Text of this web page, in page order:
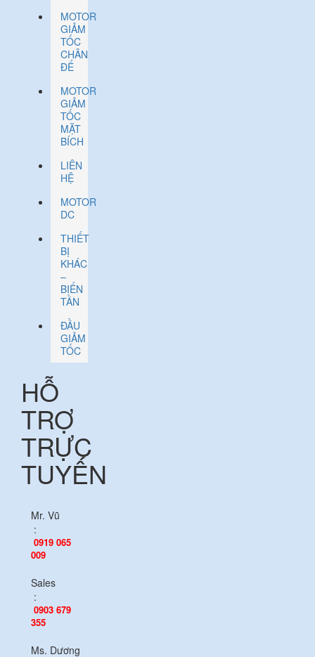
MOTOR
GIẢM
TỐC
CHÂN
ĐẾ
MOTOR
GIẢM
TỐC
MẶT
BÍCH
LIÊN
HỆ
MOTOR
DC
THIẾT
BỊ
KHÁC
–
BIẾN
TẦN
ĐẦU
GIẢM
TỐC
HỖ
TRỢ
TRỰC
TUYẾN
Mr. Vũ
:
0919 065
009
Sales
:
0903 679
355
Ms. Dương